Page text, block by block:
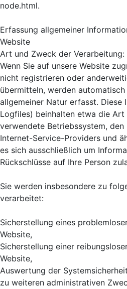
node.html.
Erfassung allgemeiner
Website
Art und Zweck der Verarbeitung:
Wenn Sie auf unsere Website
nicht registrieren oder
übermitteln, werden
allgemeiner Natur erfasst. Diese
Logfiles) beinhalten etwa die Art
verwendete Betriebssystem, den
Internet-Service-Providers und
es sich ausschließlich um
Rückschlüsse auf Ihre Person
Sie werden insbesondere zu
verarbeitet:
Sicherstellung eines
Website,
Sicherstellung einer
Website,
Auswertung der
zu weiteren administrativen